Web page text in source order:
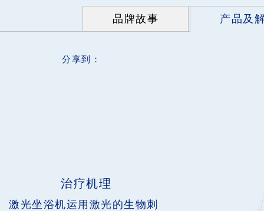
品牌故事 产品及
分享到：
治疗机理
激光坐浴机运用激光的生物刺